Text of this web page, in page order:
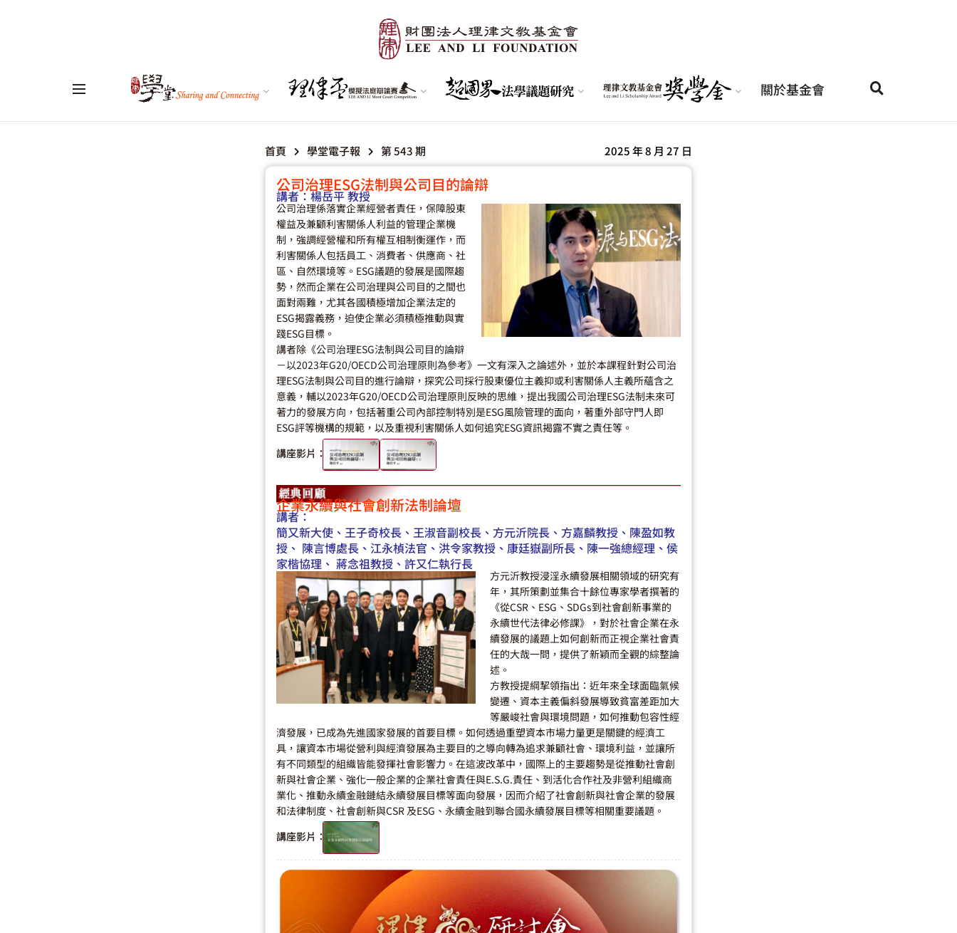
關於基金會
首頁 學堂電子報 第 543 期 2025 年 8 月 27 日
公司治理ESG法制與公司目的論辯
講者：楊岳平 教授
公司治理係落實企業經營者責任，保障股東
權益及兼顧利害關係人利益的管理企業機
制，強調經營權和所有權互相制衡運作，而
利害關係人包括員工、消費者、供應商、社
區、自然環境等。ESG議題的發展是國際趨
勢，然而企業在公司治理與公司目的之間也
面對兩難，尤其各國積極增加企業法定的
ESG揭露義務，迫使企業必須積極推動與實
踐ESG目標。
講者除《公司治理ESG法制與公司目的論辯
－以2023年G20/OECD公司治理原則為參考》一文有深入之論述外，並於本課程針對公司治
理ESG法制與公司目的進行論辯，探究公司採行股東優位主義抑或利害關係人主義所蘊含之
意義，輔以2023年G20/OECD公司治理原則反映的思維，提出我國公司治理ESG法制未來可
著力的發展方向，包括著重公司內部控制特別是ESG風險管理的面向，著重外部守門人即
ESG評等機構的規範，以及重視利害關係人如何追究ESG資訊揭露不實之責任等。
講座影片：
企業永續與社會創新法制論壇
講者：
簡又新大使、王子奇校長、王淑音副校長、方元沂院長、方嘉麟教授、陳盈如教
授、 陳言博處長、江永楨法官、洪令家教授、康廷嶽副所長、陳一強總經理、侯
家楷協理、 蔣念祖教授、許又仁執行長
方元沂教授浸淫永續發展相關領域的研究有
年，其所策劃並集合十餘位專家學者撰著的
《從CSR、ESG、SDGs到社會創新事業的
永續世代法律必修課》，對於社會企業在永
續發展的議題上如何創新而正視企業社會責
任的大哉一問，提供了新穎而全觀的綜整論
述。
方教授提綱挈領指出：近年來全球面臨氣候
變遷、資本主義偏斜發展導致貧富差距加大
等嚴峻社會與環境問題，如何推動包容性經
濟發展，已成為先進國家發展的首要目標。如何透過重塑資本市場力量更是關鍵的經濟工
具，讓資本市場從營利與經濟發展為主要目的之導向轉為追求兼顧社會、環境利益，並讓所
有不同類型的組織皆能發揮社會影響力。在這波改革中，國際上的主要趨勢是從推動社會創
新與社會企業、強化一般企業的企業社會責任與E.S.G.責任、到活化合作社及非營利組織商
業化、推動永續金融鏈結永續發展目標等面向發展，因而介紹了社會創新與社會企業的發展
和法律制度、社會創新與CSR 及ESG、永續金融到聯合國永續發展目標等相關重要議題。
講座影片：